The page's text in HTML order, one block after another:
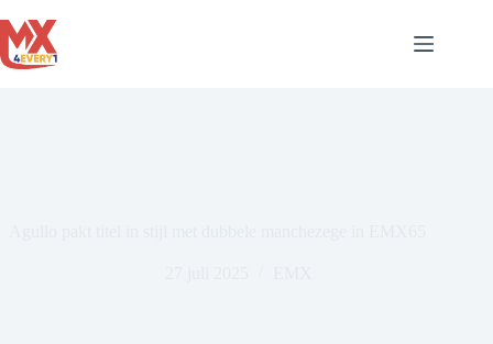
naar
de
inhoud